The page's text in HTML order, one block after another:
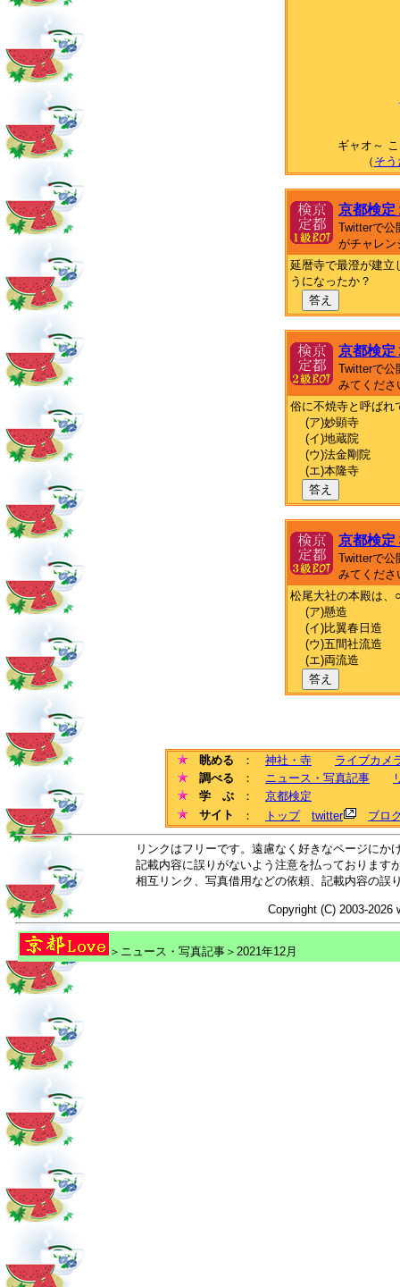
ギャオ～
（ そ
京都検定
Twitterで公
がチャレン
延暦寺で最澄が建立
うになったか？
答え
京都検定
Twitterで公
みてくださ
俗に不焼寺と呼ばれ
(ア)妙顕寺
(イ)地蔵院
(ウ)法金剛院
(エ)本隆寺
答え
京都検定
Twitterで公
みてくださ
松尾大社の本殿は、
(ア)懸造
(イ)比翼春日造
(ウ)五間社流造
(エ)両流造
答え
眺める ： 神社・寺
ライブカメ
調べる
： ニュース・写真記事
学 ぶ
： 京都検定
サイト
： トップ twitter ブロ
リンクはフリーです。遠慮なく好きなページに
記載内容に誤りがないよう注意を払っております
相互リンク、写真借用などの依頼、記載内容の誤
Copyright (C) 2003-2026
＞ニュース・写真記事＞2021年12月